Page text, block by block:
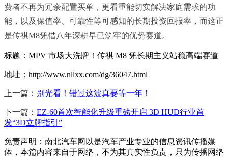
费者不再为冗余配置买单，更看重能切实解决家庭需求的功
能，以及保值率、可靠性等可感知的长期投资回报率，而这正
是传祺M8凭借八年深耕早已筑牢的优势赛道。
标题：MPV 市场大洗牌！传祺 M8 凭长期主义站稳高端赛道
地址：http://www.nllxx.com/dg/36047.html
上一篇： 别光看！错过这波真要等一年！
下一篇： EZ-60首次智能化升级重磅开启 3D HUD行业首
发“3D立牌指引”
免责声明：南北汽车网以是汽车产业专业的信息资讯传播媒
体，本篇内容来自于网络，不为其真实性负责，只为传播网络